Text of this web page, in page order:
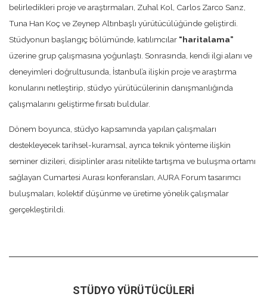
belirledikleri proje ve araştırmaları, Zuhal Kol, Carlos Zarco Sanz,
Tuna Han Koç ve Zeynep Altınbaşlı yürütücülüğünde geliştirdi.
Stüdyonun başlangıç bölümünde, katılımcılar “haritalama”
üzerine grup çalışmasına yoğunlaştı. Sonrasında, kendi ilgi alanı ve
deneyimleri doğrultusunda, İstanbul’a ilişkin proje ve araştırma
konularını netleştirip, stüdyo yürütücülerinin danışmanlığında
çalışmalarını geliştirme fırsatı buldular.
Dönem boyunca, stüdyo kapsamında yapılan çalışmaları
destekleyecek tarihsel-kuramsal, ayrıca teknik yönteme ilişkin
seminer dizileri, disiplinler arası nitelikte tartışma ve buluşma ortamı
sağlayan Cumartesi Aurası konferansları, AURA Forum tasarımcı
buluşmaları, kolektif düşünme ve üretime yönelik çalışmalar
gerçekleştirildi.
STÜDYO YÜRÜTÜCÜLERİ